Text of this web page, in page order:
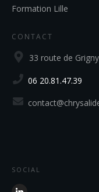
Formation Lille
CONTACT
33 route de
06 20.81.47.39
SOCIAL